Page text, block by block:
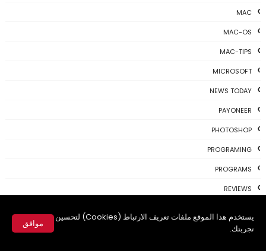
يستخدم هذا الموقع ملفات تعريف الارتباط (Cookies) لتحسين
تجربتك.
موافق
MAC
MAC-OS
MAC-TIPS
MICROSOFT
NEWS TODAY
PAYONEER
PHOTOSHOP
PROGRAMING
PROGRAMS
REVIEWS
TH3 NEWS